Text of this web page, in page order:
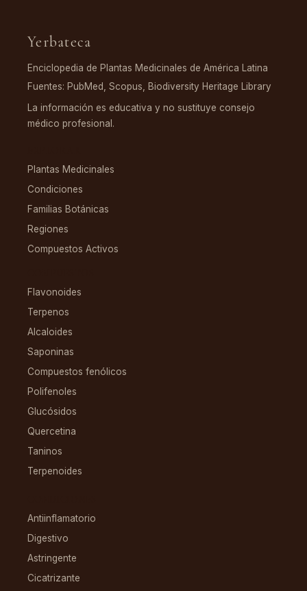
Yerbateca
Enciclopedia de Plantas Medicinales de América Latina
Fuentes: PubMed, Scopus, Biodiversity Heritage Library
La información es educativa y no sustituye consejo
médico profesional.
Plantas Medicinales
Condiciones
Familias Botánicas
Regiones
Compuestos Activos
Flavonoides
Terpenos
Alcaloides
Saponinas
Compuestos fenólicos
Polifenoles
Glucósidos
Quercetina
Taninos
Terpenoides
Antiinflamatorio
Digestivo
Astringente
Cicatrizante